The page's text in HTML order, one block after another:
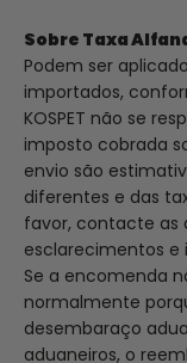
Sobre Taxa
Podem ser
importados,
KOSPET não se
imposto cobrada
envio são
diferentes e das
favor, contacte as
esclarecimentos e
Se a encomenda
normalmente
desembaraço
aduaneiros, o